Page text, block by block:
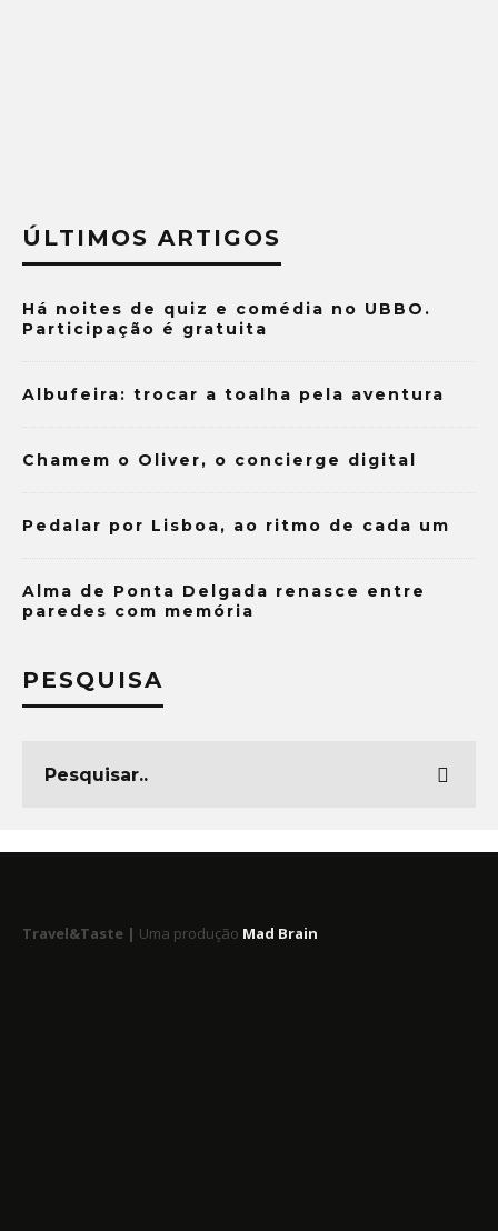
ÚLTIMOS ARTIGOS
Há noites de quiz e comédia no UBBO.
Participação é gratuita
Albufeira: trocar a toalha pela aventura
Chamem o Oliver, o concierge digital
Pedalar por Lisboa, ao ritmo de cada um
Alma de Ponta Delgada renasce entre
paredes com memória
PESQUISA
Travel&Taste | Uma produção Mad Brain